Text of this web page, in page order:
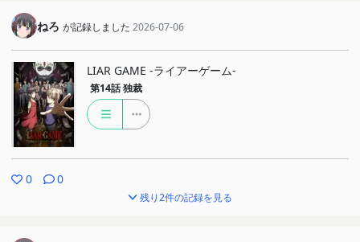
ねろ が記録しました 2026-07-06
LIAR GAME -ライアーゲーム-
第14話 独裁
0 0
残り2件の記録を見る